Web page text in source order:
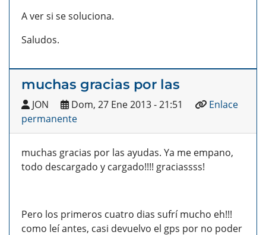
A ver si se soluciona.
Saludos.
muchas gracias por las
JON Dom, 27 Ene 2013 - 21:51
Enlace
permanente
muchas gracias por las ayudas. Ya me empano,
todo descargado y cargado!!!! graciassss!
Pero los primeros cuatro dias sufrí mucho eh!!!
como leí antes, casi devuelvo el gps por no poder